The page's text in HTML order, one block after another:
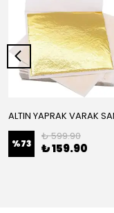
%73
₺ 599.90
₺ 159.90